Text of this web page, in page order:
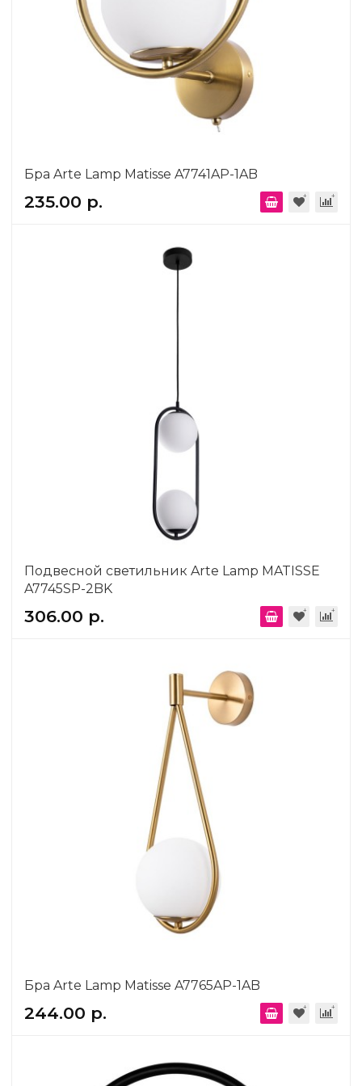
Бра Arte Lamp Matisse A7741AP-1AB
235.00 р.
Подвесной светильник Arte Lamp MATISSE
A7745SP-2BK
306.00 р.
Бра Arte Lamp Matisse A7765AP-1AB
244.00 р.